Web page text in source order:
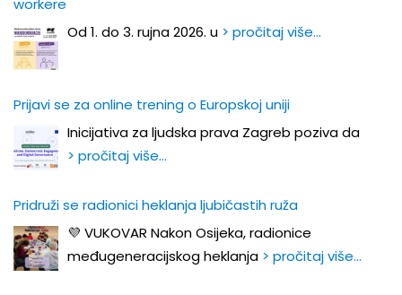
workere
Od 1. do 3. rujna 2026. u > pročitaj više…
Prijavi se za online trening o Europskoj uniji
Inicijativa za ljudska prava Zagreb poziva da
> pročitaj više…
Pridruži se radionici heklanja ljubičastih ruža
💜 VUKOVAR Nakon Osijeka, radionice
međugeneracijskog heklanja > pročitaj više…